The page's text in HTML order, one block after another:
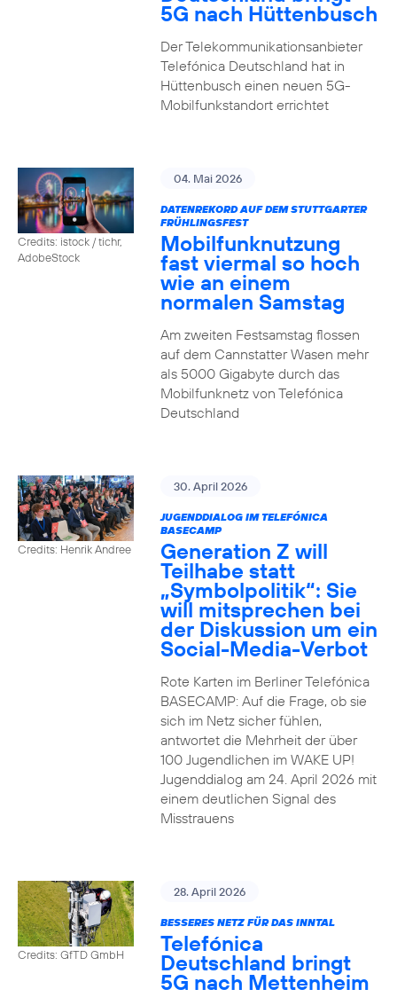
5G nach Hüttenbusch
Der Telekommunikationsanbieter
Telefónica Deutschland hat in
Hüttenbusch einen neuen 5G-
Mobilfunkstandort errichtet
Credits: istock / tichr,
AdobeStock
04. Mai 2026
DATENREKORD AUF DEM STUTTGARTER
FRÜHLINGSFEST
Mobilfunknutzung
fast viermal so hoch
wie an einem
normalen Samstag
Am zweiten Festsamstag flossen
auf dem Cannstatter Wasen mehr
als 5000 Gigabyte durch das
Mobilfunknetz von Telefónica
Deutschland
Credits: Henrik Andree
30. April 2026
JUGENDDIALOG IM TELEFÓNICA
BASECAMP
Generation Z will
Teilhabe statt
„Symbolpolitik“: Sie
will mitsprechen bei
der Diskussion um ein
Social-Media-Verbot
Rote Karten im Berliner Telefónica
BASECAMP: Auf die Frage, ob sie
sich im Netz sicher fühlen,
antwortet die Mehrheit der über
100 Jugendlichen im WAKE UP!
Jugenddialog am 24. April 2026 mit
einem deutlichen Signal des
Misstrauens
Credits: GfTD GmbH
28. April 2026
BESSERES NETZ FÜR DAS INNTAL
Telefónica
Deutschland bringt
5G nach Mettenheim